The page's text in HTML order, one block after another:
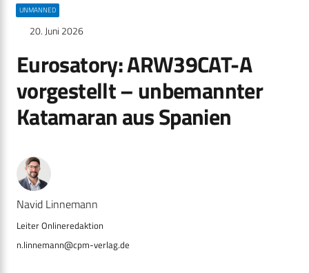
UNMANNED
20. Juni 2026
Eurosatory: ARW39CAT-A
vorgestellt – unbemannter
Katamaran aus Spanien
Navid Linnemann
n.linnemann@cpm-verlag.de